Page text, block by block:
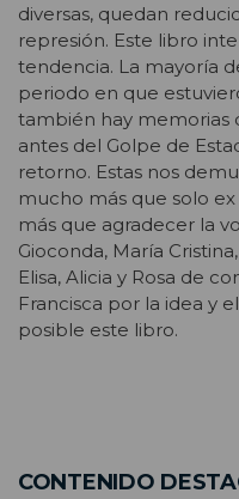
diversas, quedan
represión. Este libro
tendencia. La mayoría
periodo en que
también hay memorias
antes del Golpe de
retorno. Estas nos
mucho más que solo
más que agradecer la
Gioconda, María
Elisa, Alicia y Rosa de
Francisca por la idea y
posible este libro.
CONTENIDO